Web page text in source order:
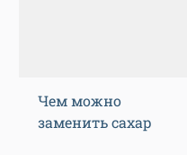
Чем можно
заменить сахар